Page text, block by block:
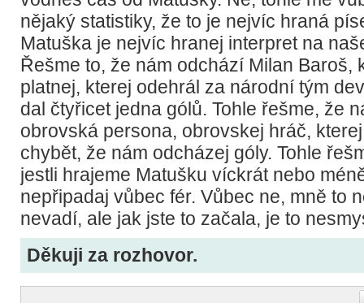
nějaký statistiky, že to je nejvíc hraná
Matuška je nejvíc hranej interpret na
Řešme to, že nám odchází Milan Baroš,
platnej, kterej odehrál za národní tým
dal čtyřicet jedna gólů. Tohle řešme, že
obrovská persona, obrovskej hráč,
chybět, že nám odcházej góly. Tohle
jestli hrajeme Matušku víckrát nebo
nepřipadaj vůbec fér. Vůbec ne, mně to
nevadí, ale jak jste to začala, je to
Děkuji za rozhovor.